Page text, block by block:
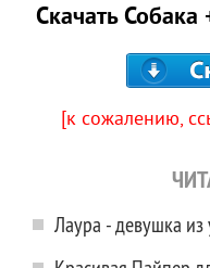
Скачать
[к сожалению,
Лаура - девушка